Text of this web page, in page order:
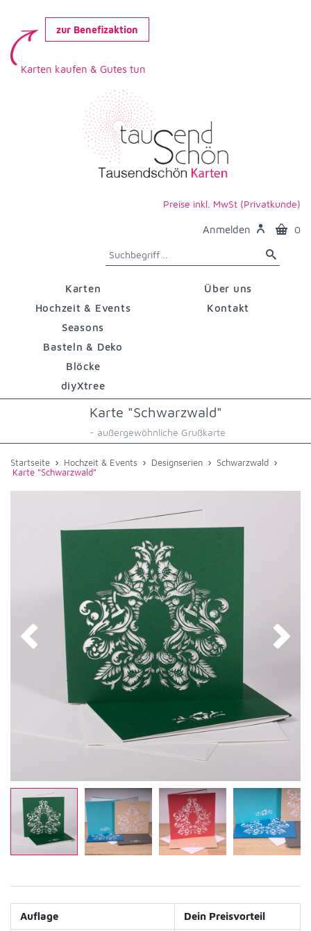
zur Benefizaktion
Karten kaufen & Gutes tun
Preise inkl. MwSt (Privatkunde)
Anmelden 0
Karten
Hochzeit & Events
Seasons
Basteln & Deko
Blöcke
diyXtree
Über uns
Kontakt
Karte "Schwarzwald"
- außergewöhnliche Grußkarte
Startseite › Hochzeit & Events › Designserien › Schwarzwald ›
Karte "Schwarzwald"
Auflage Dein Preisvorteil